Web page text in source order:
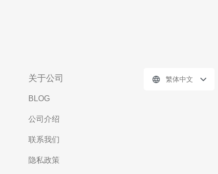
关于公司
BLOG
公司介绍
联系我们
隐私政策
繁体中文